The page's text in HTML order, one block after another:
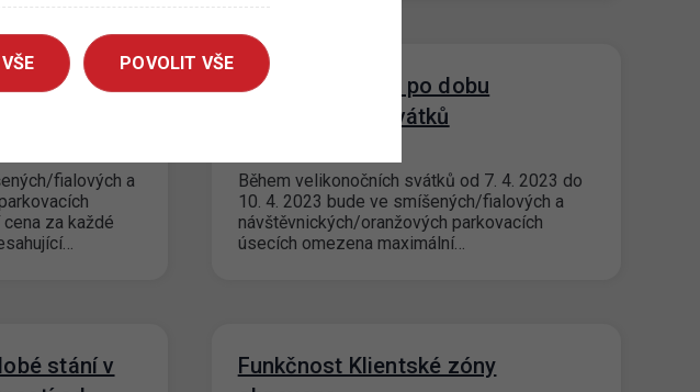
státního
fialových a
za každé
Parkování v ZPS po dobu
velikonočních svátků
Během velikonočních svátků od 7. 4. 2023 do
10. 4. 2023 bude ve smíšených/fialových a
návštěvnických/oranžových parkovacích
úsecích omezena maximální…
stání v
Funkčnost Klientské zóny
POVOLIT VŠE